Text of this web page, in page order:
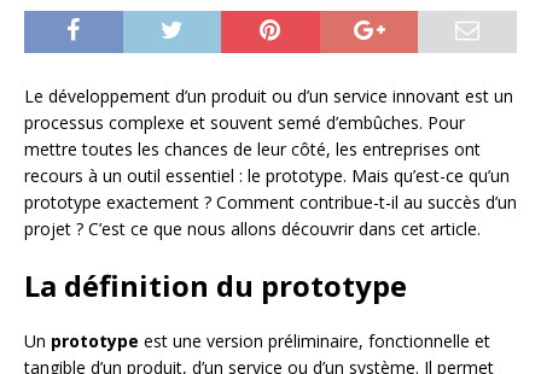
Le développement d’un produit ou d’un service innovant est un
processus complexe et souvent semé d’embûches. Pour
mettre toutes les chances de leur côté, les entreprises ont
recours à un outil essentiel : le prototype. Mais qu’est-ce qu’un
prototype exactement ? Comment contribue-t-il au succès d’un
projet ? C’est ce que nous allons découvrir dans cet article.
La définition du prototype
Un prototype est une version préliminaire, fonctionnelle et
tangible d’un produit, d’un service ou d’un système. Il permet